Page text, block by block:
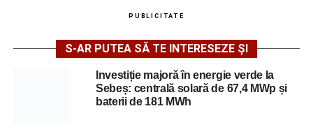
PUBLICITATE
S-AR PUTEA SĂ TE INTERESEZE ȘI
Investiție majoră în energie verde la
Sebeș: centrală solară de 67,4 MWp și
baterii de 181 MWh